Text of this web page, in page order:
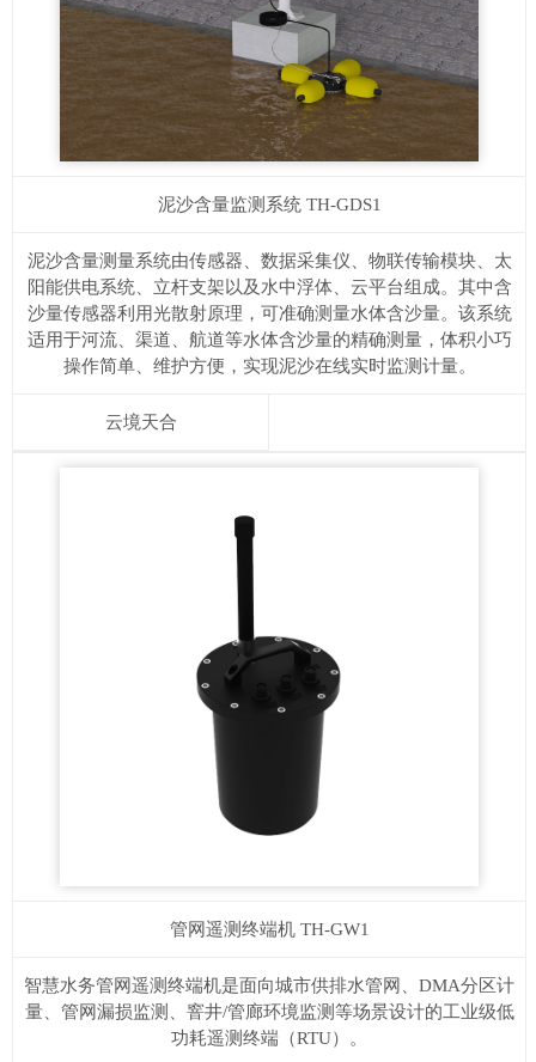
泥沙含量监测系统 TH-GDS1
泥沙含量测量系统由传感器、数据采集仪、物联传输模块、太
阳能供电系统、立杆支架以及水中浮体、云平台组成。其中含
沙量传感器利用光散射原理，可准确测量水体含沙量。该系统
适用于河流、渠道、航道等水体含沙量的精确测量，体积小巧
操作简单、维护方便，实现泥沙在线实时监测计量。
云境天合
管网遥测终端机 TH-GW1
智慧水务管网遥测终端机是面向城市供排水管网、DMA分区计
量、管网漏损监测、窨井/管廊环境监测等场景设计的工业级低
功耗遥测终端（RTU）。